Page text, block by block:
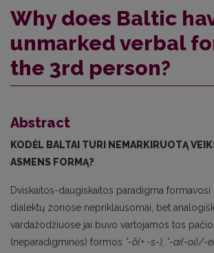
Why does Baltic
unmarked verbal
the 3rd person?
Abstract
KODĖL BALTAI TURI NEMARKIRUOTĄ
ASMENS FORMĄ?
Dviskaitos-daugiskaitos paradigma formavosi
dialektų zonose nepriklausomai, bet
vardažodžiuose jai buvo vartojamos tos
(neparadigminės) formos *-ō(+ -s-), *-ai(-oi)/-